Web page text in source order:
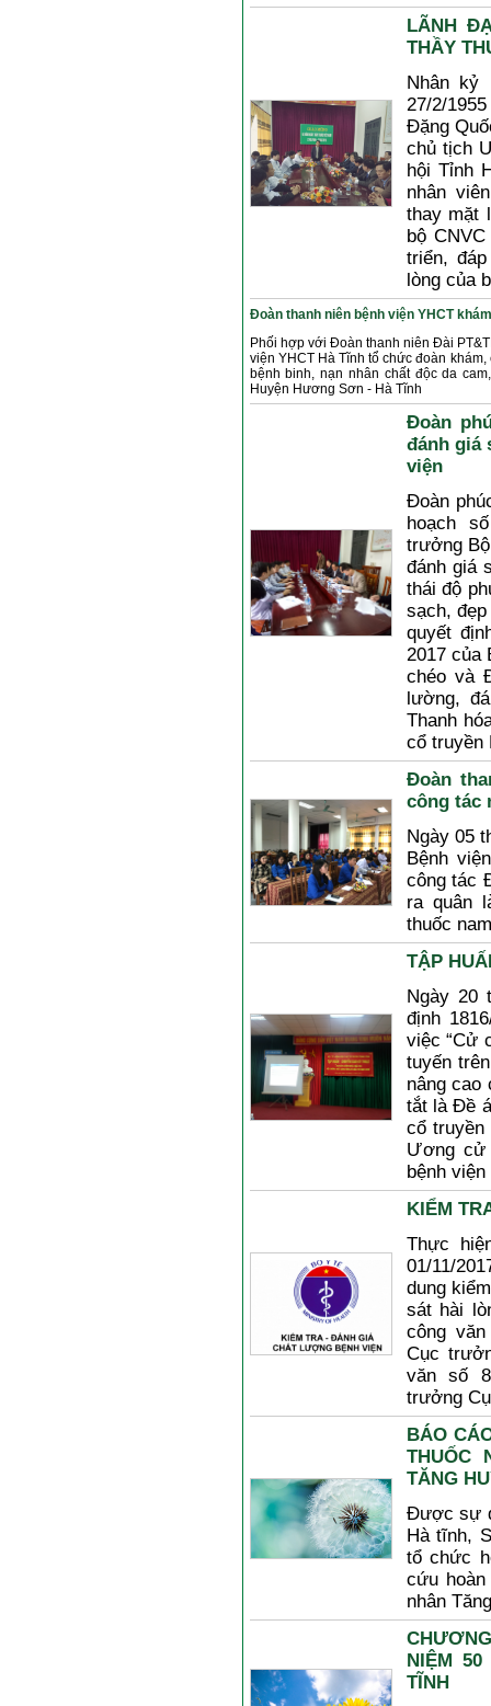
LÃNH
THẦY
Nhân kỷ
27/2/
Đặng
chủ tịch
hội Tỉnh
nhân
thay mặt
bộ
triển,
lòng của
Đoàn thanh niên bệnh viện YHCT
Phối hợp với Đoàn thanh niên Đài
viện YHCT Hà Tĩnh tổ chức đoàn
bệnh binh, nạn nhân chất độc da
Huyện Hương Sơn - Hà Tĩnh
Đoàn
đánh giá
viện
Đoàn
hoạch
trưởng
đánh giá
thái độ
sạch,
quyết
2017 của
chéo và
lường,
Thanh
cổ truyền
Đoàn
công tác
Ngày 05
Bệnh
công tác
ra quân
thuốc
TẬP
Ngày 20
định
việc “Cử
tuyến
nâng cao
tắt là Đề
cổ truyền
Ương cử
bệnh viện
KIỂM
Thực
01/11/
dung
sát hài
công văn
Cục
văn số
trưởng
BÁO
THUỐC
TĂNG
Được sự
Hà tĩnh,
tổ chức
cứu
nhân
NIỆM
TĨNH